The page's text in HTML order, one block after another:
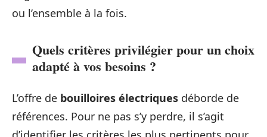
ou l’ensemble à la fois.
Quels critères privilégier pour un choix
adapté à vos besoins ?
L’offre de bouilloires électriques déborde de
références. Pour ne pas s’y perdre, il s’agit